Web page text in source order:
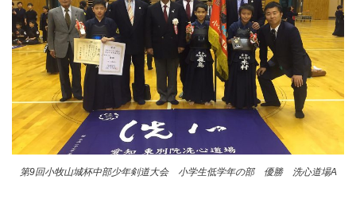
第9回小牧山城杯中部少年剣道大会 小学生低学年の部 優勝 洗心道場A